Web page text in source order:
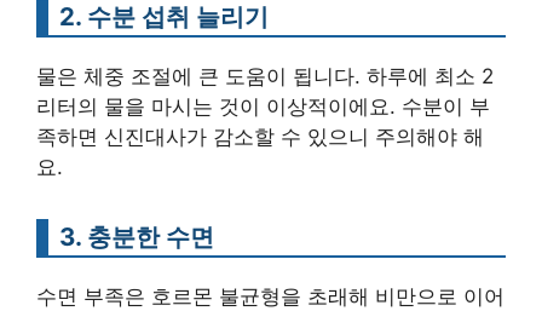
2. 수분 섭취 늘리기
물은 체중 조절에 큰 도움이 됩니다. 하루에 최소 2
리터의 물을 마시는 것이 이상적이에요. 수분이 부
족하면 신진대사가 감소할 수 있으니 주의해야 해
요.
3. 충분한 수면
수면 부족은 호르몬 불균형을 초래해 비만으로 이어